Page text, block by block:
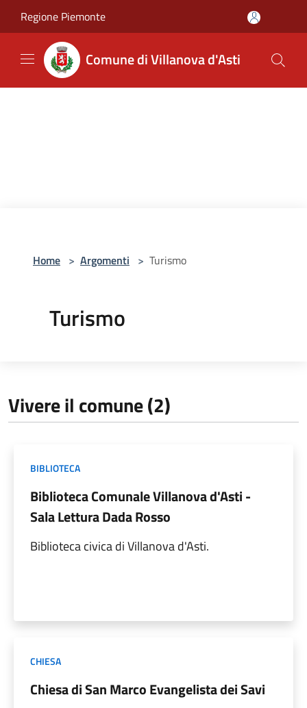
Regione Piemonte
Comune di Villanova d'Asti
Home > Argomenti > Turismo
Turismo
Vivere il comune (2)
BIBLIOTECA
Biblioteca Comunale Villanova d'Asti -
Sala Lettura Dada Rosso
Biblioteca civica di Villanova d'Asti.
CHIESA
Chiesa di San Marco Evangelista dei Savi